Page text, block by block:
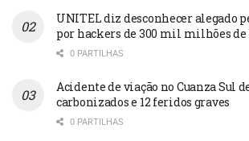
UNITEL diz desconhecer alegado
por hackers de 300 mil milhões
0 PARTILHAS
Acidente de viação no Cuanza Sul
carbonizados e 12 feridos graves
0 PARTILHAS